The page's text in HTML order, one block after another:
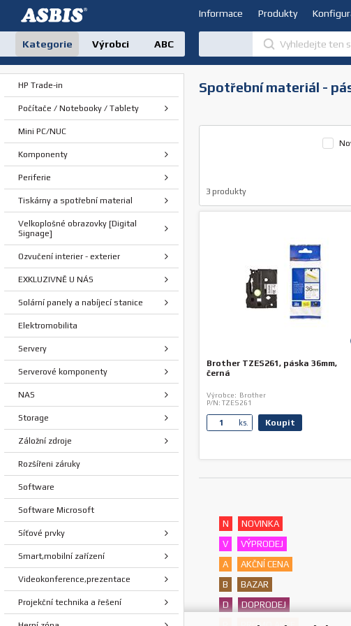
Informace Produkty
Spotřební materiál -
3 produkty
Brother TZES261, páska 36mm,
černá
Výrobce: Brother
P/N: TZES261
ks. Koupit
N
NOVINKA
V
VÝPRODEJ
A
AKČNÍ CENA
B
BAZAR
D
DOPRODEJ
Kategorie Výrobci ABC
HP Trade-in
Počítače / Notebooky / Tablety
Mini PC/NUC
Komponenty
Periferie
Tiskárny a spotřební material
Velkoplošné obrazovky [Digital
Signage]
Ozvučení interier - exterier
EXKLUZIVNĚ U NÁS
Solární panely a nabíjecí stanice
Elektromobilita
Servery
Serverové komponenty
NAS
Storage
Záložní zdroje
Rozšířeni záruky
Software
Software Microsoft
Síťové prvky
Smart,mobilní zařízení
Videokonference,prezentace
Projekční technika a řešení